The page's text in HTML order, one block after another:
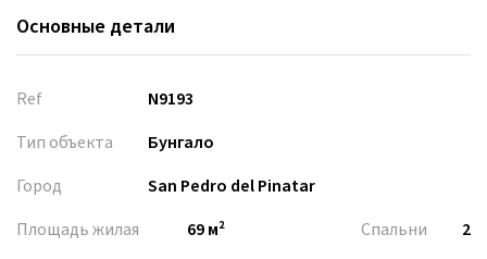
Основные детали
Ref
N9193
Тип объекта
Бунгало
Город
San Pedro del Pinatar
Площадь жилая
69 м²
Спальни
2